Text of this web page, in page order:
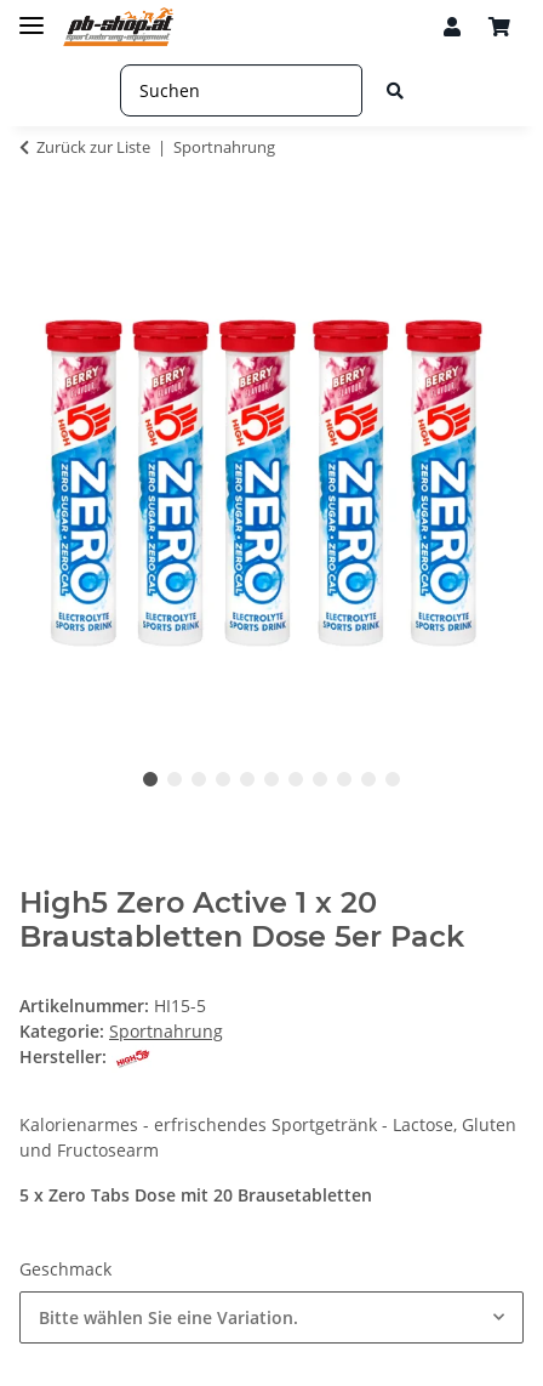
Zurück zur Liste Sportnahrung
High5 Zero Active 1 x 20
Braustabletten Dose 5er Pack
Artikelnummer: HI15-5
Kategorie: Sportnahrung
Hersteller:
Kalorienarmes - erfrischendes Sportgetränk - Lactose, Gluten
und Fructosearm
5 x Zero Tabs Dose mit 20 Brausetabletten
Geschmack
Bitte wählen Sie eine Variation.